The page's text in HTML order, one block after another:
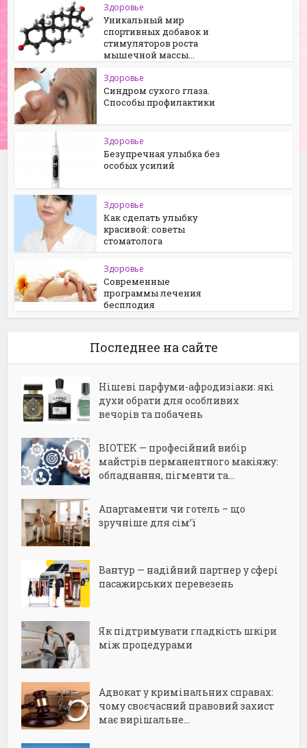
Здоровье
Уникальный мир
спортивных добавок и
стимуляторов роста
мышечной массы...
Здоровье
Синдром сухого глаза.
Способы профилактики
Здоровье
Безупречная улыбка без
особых усилий
Здоровье
Как сделать улыбку
красивой: советы
стоматолога
Здоровье
Современные
программы лечения
бесплодия
Последнее на сайте
Нішеві парфуми-афродизіаки: які
духи обрати для особливих
вечорів та побачень
BIOTEK — професійний вибір
майстрів перманентного макіяжу:
обладнання, пігменти та...
Апартаменти чи готель – що
зручніше для сім’ї
Вантур — надійний партнер у сфері
пасажирських перевезень
Як підтримувати гладкість шкіри
між процедурами
Адвокат у кримінальних справах:
чому своєчасний правовий захист
має вирішальне...